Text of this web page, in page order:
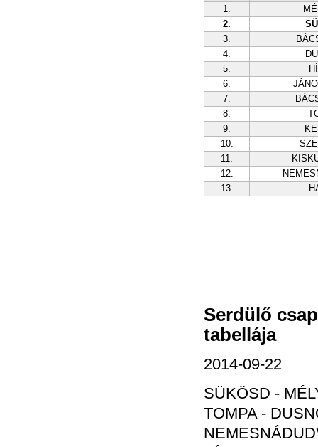
1.
2.
3.
4.
5.
6.
7.
8.
9.
10.
11.
12.
13.
Serdülő
tabellája
2014-09-22
SÜKÖSD -
TOMPA -